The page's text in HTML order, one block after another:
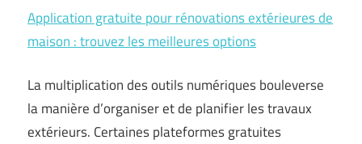
Application gratuite pour rénovations extérieures de
maison : trouvez les meilleures options
La multiplication des outils numériques bouleverse
la manière d’organiser et de planifier les travaux
extérieurs. Certaines plateformes gratuites